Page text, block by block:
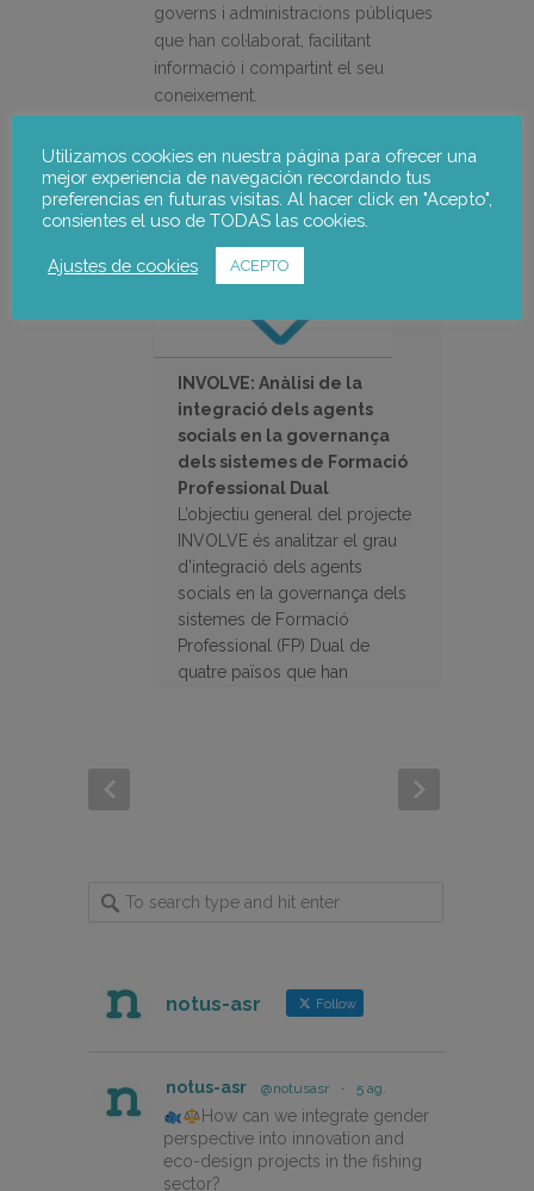
governs i administracions públiques
que han col·laborat, facilitant
informació i compartint el seu
coneixement.
INVOLVE: Anàlisi de la
integració dels agents
socials en la governança
dels sistemes de Formació
Professional Dual
L’objectiu general del projecte
INVOLVE és analitzar el grau
d’integració dels agents
socials en la governança dels
sistemes de Formació
Professional (FP) Dual de
quatre països que han
notus-asr Follow
notus-asr @notusasr · 5 ag.
How can we integrate gender
perspective into innovation and
eco-design projects in the fishing
sector?
Utilizamos cookies en nuestra página para ofrecer una
mejor experiencia de navegación recordando tus
preferencias en futuras visitas. Al hacer click en "Acepto",
consientes el uso de TODAS las cookies.
Ajustes de cookies ACEPTO